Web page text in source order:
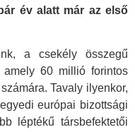
év alatt már az első
a csekély összegű
amely 60 millió forintos
Tavaly ilyenkor,
európai bizottsági
léptékű társbefektetői